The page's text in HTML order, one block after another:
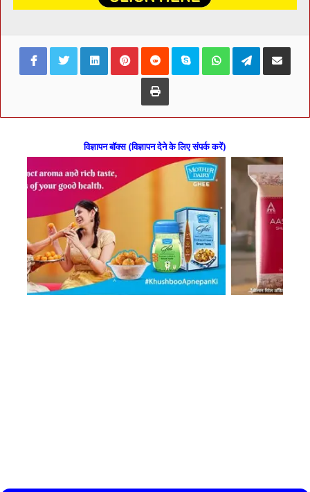
FacebookTwitterLinkedInPinterestReddit Skype WhatsAppTelegramShare via
Print
विज्ञापन बॉक्स (विज्ञापन देने के लिए संपर्क करें)